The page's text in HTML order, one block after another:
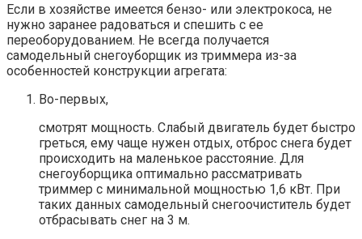
Если в хозяйстве имеется бензо- или электрокоса, не
нужно заранее радоваться и спешить с ее
переоборудованием. Не всегда получается
самодельный снегоуборщик из триммера из-за
особенностей конструкции агрегата:
Во-первых,
смотрят мощность. Слабый двигатель будет быстро
греться, ему чаще нужен отдых, отброс снега будет
происходить на маленькое расстояние. Для
снегоуборщика оптимально рассматривать
триммер с минимальной мощностью 1,6 кВт. При
таких данных самодельный снегоочиститель будет
отбрасывать снег на 3 м.